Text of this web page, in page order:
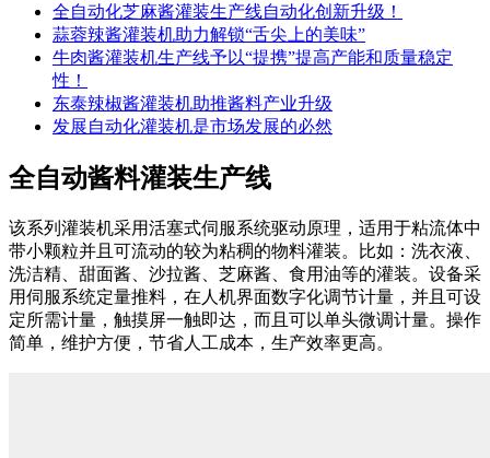
全自动化芝麻酱灌装生产线自动化创新升级！
蒜蓉辣酱灌装机助力解锁“舌尖上的美味”
牛肉酱灌装机生产线予以“提携”提高产能和质量稳定
性！
东泰辣椒酱灌装机助推酱料产业升级
发展自动化灌装机是市场发展的必然
全自动酱料灌装生产线
该系列灌装机采用活塞式伺服系统驱动原理，适用于粘流体中
带小颗粒并且可流动的较为粘稠的物料灌装。比如：洗衣液、
洗洁精、甜面酱、沙拉酱、芝麻酱、食用油等的灌装。设备采
用伺服系统定量推料，在人机界面数字化调节计量，并且可设
定所需计量，触摸屏一触即达，而且可以单头微调计量。操作
简单，维护方便，节省人工成本，生产效率更高。